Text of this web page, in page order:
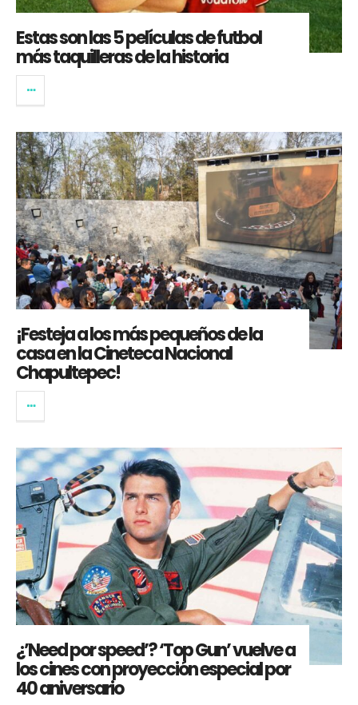
Estas son las 5 películas de futbol
más taquilleras de la historia
¡Festeja a los más pequeños de la
casa en la Cineteca Nacional
Chapultepec!
¿’Need por speed’? ‘Top Gun’ vuelve a
los cines con proyección especial por
40 aniversario